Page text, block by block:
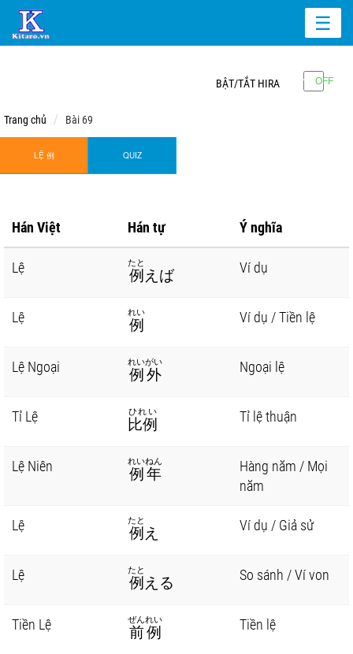
☰
BẬT/TẮT HIRA
Trang chủ Bài 69
LỆ 例 QUIZ
Hán Việt Hán tự Ý nghĩa
Lệ 例
たと
えば Ví dụ
Lệ 例
れい Ví dụ / Tiền lệ
Lệ Ngoại 例外
れいがい Ngoại lệ
Tỉ Lệ 比例
ひれい Tỉ lệ thuận
Lệ Niên 例年
れいねん
Hàng năm / Mọi
năm
Lệ 例
たと
え Ví dụ / Giả sử
Lệ 例
たと
える So sánh / Ví von
Tiền Lệ 前例
ぜんれい Tiền lệ